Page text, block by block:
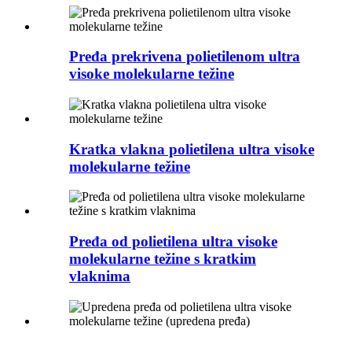
Pređa prekrivena polietilenom ultra
visoke molekularne težine
Kratka vlakna polietilena ultra visoke
molekularne težine
Pređa od polietilena ultra visoke
molekularne težine s kratkim
vlaknima